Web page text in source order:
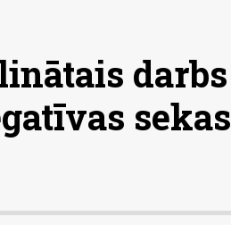
darbs
sekas